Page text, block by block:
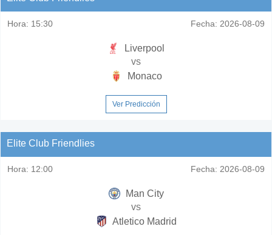
Hora: 15:30 Fecha: 2026-08-09
Liverpool
vs
Monaco
Ver Predicción
Elite Club Friendlies
Hora: 12:00 Fecha: 2026-08-09
Man City
vs
Atletico Madrid